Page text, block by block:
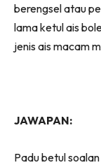
berengsel atau
lama ketul ais
jenis ais macam
JAWAPAN:
Padu betul